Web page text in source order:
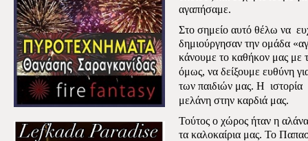
αγαπήσαμε.
Στο σημείο αυτό θέλω να
δημιούργησαν την ομάδα
κάνουμε το καθήκον μας με
όμως, να δείξουμε ευθύνη
των παιδιών μας. Η ιστορία
μελάνη στην καρδιά μας.
Τούτος ο χώρος ήταν η
τα καλοκαίρια μας. Το